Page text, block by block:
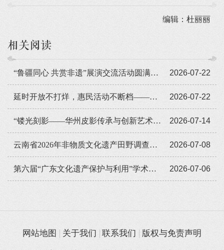
编辑：杜丽丽
相关阅读
2026-07-22
“鲁疆同心 共赏非遗”展演交流活动圆满闭幕
2026-07-22
延时开放不打烊，惠民活动不断档——广东省非遗馆暑期人气旺
2026-07-14
“镂光刻影——华州皮影传承与创新艺术展览”全国巡展走进遵义
2026-07-08
云南省2026年非物质文化遗产田野调查培训班举办
2026-07-06
第六届“广东文化遗产保护与利用”学术座谈会在穗举办
网站地图 关于我们 联系我们 版权与免责声明